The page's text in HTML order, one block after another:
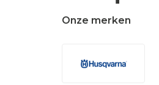
Onze merken